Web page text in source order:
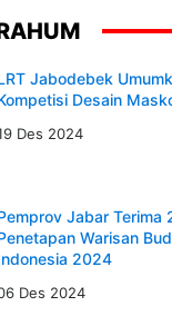
Jabodebek
Desain
Des 2024
Jabar Terima
Warisan
2024
Des 2024